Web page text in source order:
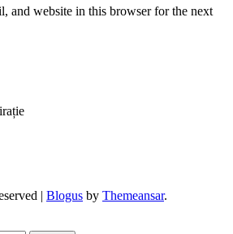
and website in this browser for the next
| Blogus by Themeansar.